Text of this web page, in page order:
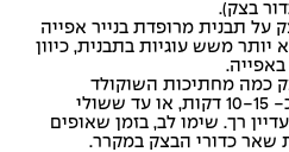
על תבנית מרופדת בנייר אפייה
יותר משש עוגיות בתבנית, כיוון
כמה מחתיכות השוקולד
ששמרנו בצד ואופים כ- 10-15 דקות, או עד ששולי
רך. שימו לב, בזמן שאופים
שאר כדורי הבצק במקרר.